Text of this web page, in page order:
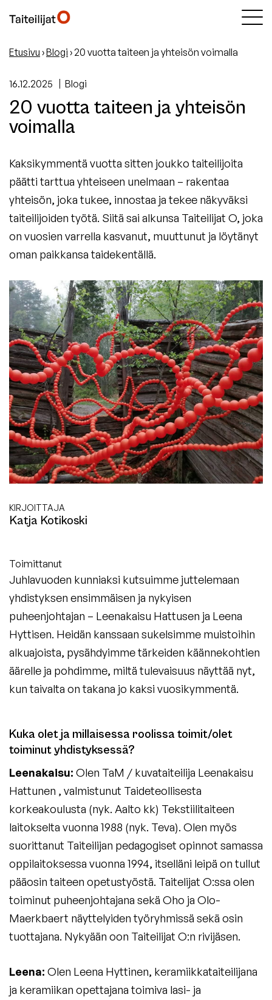
Etusivu ›Blogi › 20 vuotta taiteen ja yhteisön voimalla
16.12.2025 Blogi
20 vuotta taiteen ja yhteisön
voimalla
Kaksikymmentä vuotta sitten joukko taiteilijoita
päätti tarttua yhteiseen unelmaan – rakentaa
yhteisön, joka tukee, innostaa ja tekee näkyväksi
taiteilijoiden työtä. Siitä sai alkunsa Taiteilijat O, joka
on vuosien varrella kasvanut, muuttunut ja löytänyt
oman paikkansa taidekentällä.
KIRJOITTAJA
Katja Kotikoski
Toimittanut
Juhlavuoden kunniaksi kutsuimme juttelemaan
yhdistyksen ensimmäisen ja nykyisen
puheenjohtajan – Leenakaisu Hattusen ja Leena
Hyttisen. Heidän kanssaan sukelsimme muistoihin
alkuajoista, pysähdyimme tärkeiden käännekohtien
äärelle ja pohdimme, miltä tulevaisuus näyttää nyt,
kun taivalta on takana jo kaksi vuosikymmentä.
Kuka olet ja millaisessa roolissa toimit/olet
toiminut yhdistyksessä?
Leenakaisu: Olen TaM / kuvataiteilija Leenakaisu
Hattunen , valmistunut Taideteollisesta
korkeakoulusta (nyk. Aalto kk) Tekstiilitaiteen
laitokselta vuonna 1988 (nyk. Teva). Olen myös
suorittanut Taiteilijan pedagogiset opinnot samassa
oppilaitoksessa vuonna 1994, itselläni leipä on tullut
pääosin taiteen opetustyöstä. Taitelijat O:ssa olen
toiminut puheenjohtajana sekä Oho ja Olo-
Maerkbaert näyttelyiden työryhmissä sekä osin
tuottajana. Nykyään oon Taiteilijat O:n rivijäsen.
Leena: Olen Leena Hyttinen, keramiikkataiteilijana
ja keramiikan opettajana toimiva lasi- ja